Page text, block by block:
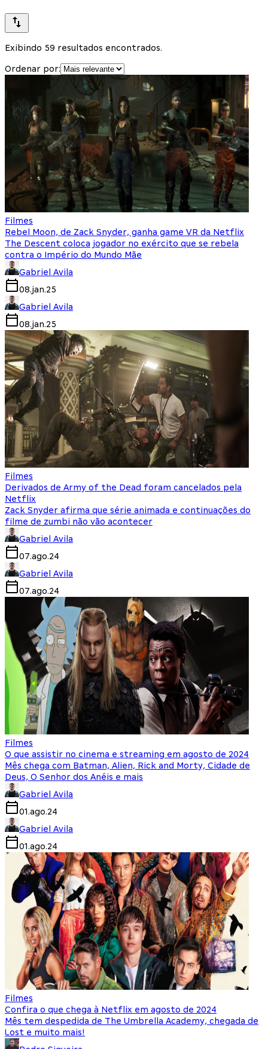
Exibindo 59 resultados encontrados.
Ordenar por:
Filmes
Rebel Moon, de Zack Snyder, ganha game VR da Netflix
The Descent coloca jogador no exército que se rebela
contra o Império do Mundo Mãe
Gabriel Avila
08.jan.25
Gabriel Avila
08.jan.25
Filmes
Derivados de Army of the Dead foram cancelados pela
Netflix
Zack Snyder afirma que série animada e continuações do
filme de zumbi não vão acontecer
Gabriel Avila
07.ago.24
Gabriel Avila
07.ago.24
Filmes
O que assistir no cinema e streaming em agosto de 2024
Mês chega com Batman, Alien, Rick and Morty, Cidade de
Deus, O Senhor dos Anéis e mais
Gabriel Avila
01.ago.24
Gabriel Avila
01.ago.24
Filmes
Confira o que chega à Netflix em agosto de 2024
Mês tem despedida de The Umbrella Academy, chegada de
Lost e muito mais!